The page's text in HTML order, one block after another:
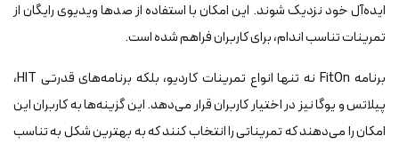
ایده‌آل خود نزدیک شوند. این امکان با استفاده از صدها ویدیوی رایگان از
تمرینات تناسب اندام، برای کاربران فراهم شده است.
برنامه FitOn نه تنها انواع تمرینات کاردیو، بلکه برنامه‌های قدرتی HIT،
پیلاتس و یوگا نیز در اختیار کاربران قرار می‌دهد. این گزینه‌ها به کاربران این
امکان را می‌دهند که تمریناتی را انتخاب کنند که به بهترین شکل به تناسب